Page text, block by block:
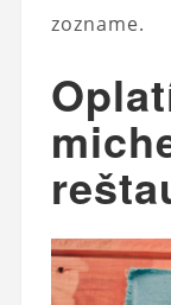
zozname.